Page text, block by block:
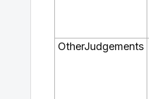
OtherJudgements